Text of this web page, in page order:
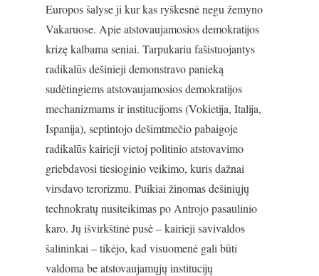
Europos šalyse ji kur kas ryškesnė negu žemyno
Vakaruose. Apie atstovaujamosios demokratijos
krizę kalbama seniai. Tarpukariu fašistuojantys
radikalūs dešinieji demonstravo panieką
sudėtingiems atstovaujamosios demokratijos
mechanizmams ir institucijoms (Vokietija, Italija,
Ispanija), septintojo dešimtmečio pabaigoje
radikalūs kairieji vietoj politinio atstovavimo
griebdavosi tiesioginio veikimo, kuris dažnai
virsdavo terorizmu. Puikiai žinomas dešiniųjų
technokratų nusiteikimas po Antrojo pasaulinio
karo. Jų išvirkštinė pusė – kairieji savivaldos
šalininkai – tikėjo, kad visuomenė gali būti
valdoma be atstovaujamųjų institucijų